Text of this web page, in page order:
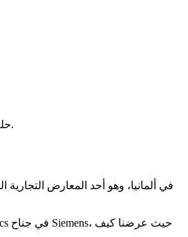
انضم إلينا في ملخص وقت Ultralytics في معرض Hannover Messe 2026 في ألمانيا، حيث استعرضنا كيف تدعم نماذج Ultralytics YOLO حلول الذكاء الاصطناعي الصناعية.